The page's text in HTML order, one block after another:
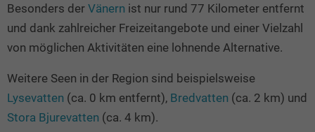
Besonders der Vänern ist nur rund 77 Kilometer entfernt
und dank zahlreicher Freizeitangebote und einer Vielzahl
von möglichen Aktivitäten eine lohnende Alternative.
Weitere Seen in der Region sind beispielsweise
Lysevatten (ca. 0 km entfernt), Bredvatten (ca. 2 km) und
Stora Bjurevatten (ca. 4 km).